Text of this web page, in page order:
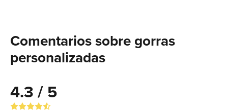
Comentarios sobre gorras
personalizadas
4.3 / 5